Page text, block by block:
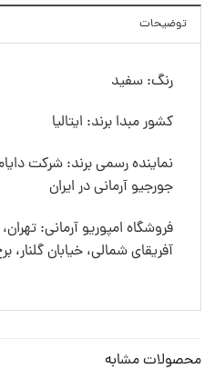
توضیحات
رنگ: سفید
کشور مبدا برند: ایتالیا
نماینده رسمی برند: شرکت
جورجیو آرمانی در ایران
فروشگاه امپوریو آرمانی:
آفریقای شمالی، خیابان گلنار،
محصولات مشابه